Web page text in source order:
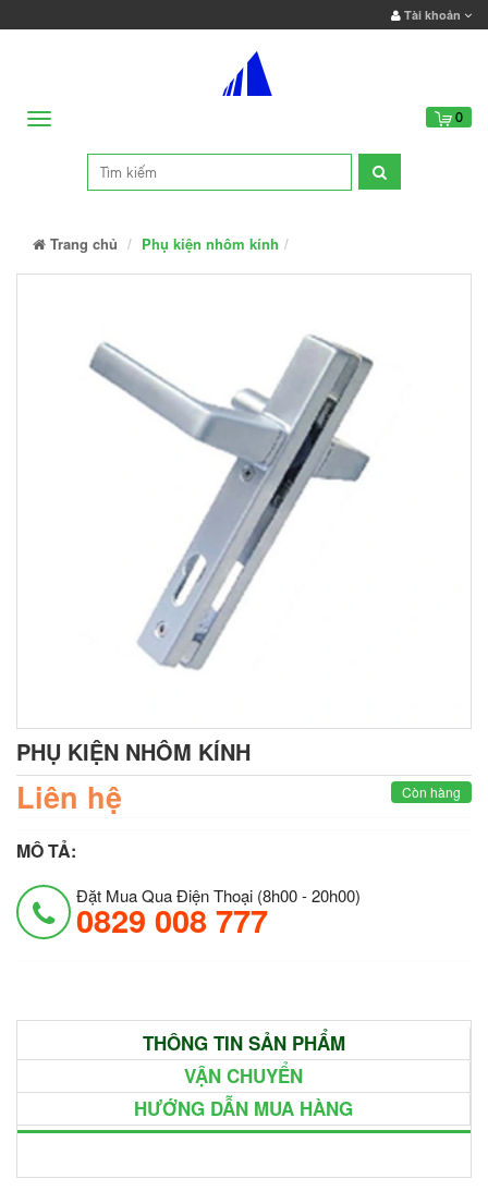
Tài khoản
Menu 0
Trang chủ Phụ kiện nhôm kính
PHỤ KIỆN NHÔM KÍNH
Liên hệ Còn hàng
MÔ TẢ:
Đặt Mua Qua Điện Thoại (8h00 - 20h00)
0829 008 777
THÔNG TIN SẢN PHẨM
VẬN CHUYỂN
HƯỚNG DẪN MUA HÀNG